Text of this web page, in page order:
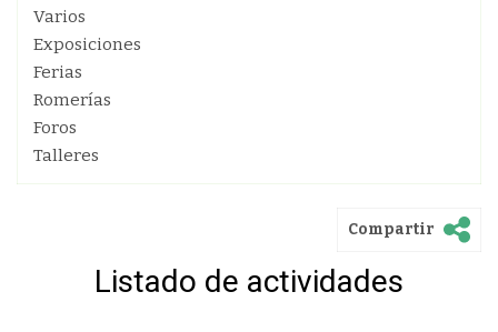
Varios
Exposiciones
Ferias
Romerías
Foros
Talleres
Compartir
Listado de actividades